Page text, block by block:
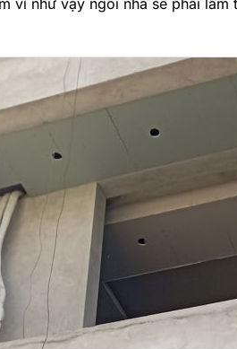
vì như vậy ngôi nhà sẽ phải